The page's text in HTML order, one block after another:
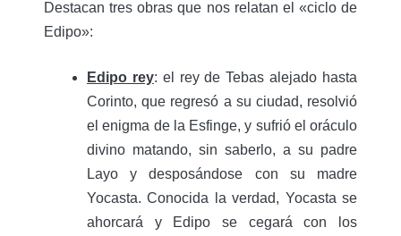
Destacan tres obras que nos relatan el «ciclo de
Edipo»:
Edipo rey: el rey de Tebas alejado hasta
Corinto, que regresó a su ciudad, resolvió
el enigma de la Esfinge, y sufrió el oráculo
divino matando, sin saberlo, a su padre
Layo y desposándose con su madre
Yocasta. Conocida la verdad, Yocasta se
ahorcará y Edipo se cegará con los